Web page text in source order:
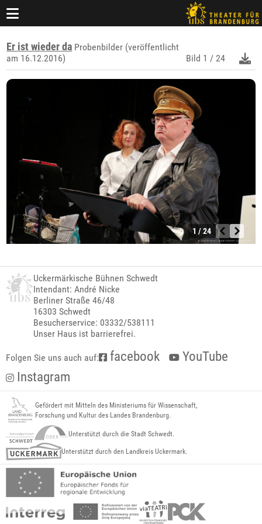
Er ist wieder da Probenbilder (veröffentlicht
am 16.12.2016)
Bild 1 / 24
1 / 24
Uckermärkische Bühnen Schwedt
Intendant: André Nicke
Berliner Straße 46/48
16303 Schwedt
Besucherservice: 03332/538111
Unser Haus ist barrierefrei.
Folgen Sie uns auch auf: facebook
YouTube
Instagram
Gefördert mit Mitteln des Ministeriums für Wissenschaft,
Forschung und Kultur des Landes Brandenburg.
Unterstützt durch die Stadt Schwedt.
Unterstützt durch den Landkreis Uckermark.